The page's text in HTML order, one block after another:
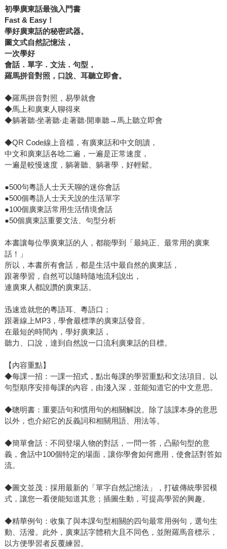
初學廣東話最強入門書
Fast & Easy！
學好廣東話的秘密武器。
圖文式自然記憶法，
一次學好
會話．單字．文法．句型，
羅馬拼音對照，口說、耳聽立即會。
◆羅馬拼音對照，易學就會
◆馬上和廣東人聊得來
◆躺著聽‧坐著聽‧走著聽‧開車聽→馬上聽立即會
◆QR Code線上音檔，有廣東話和中文朗讀，
中文和廣東話各唸二遍，一遍是正常速度，
一遍是較慢速度，躺著聽、躺著學，好輕鬆。
●500句粵語人士天天聊的迷你會話
●500個粵語人士天天說的生活單字
●100個廣東話常用生活情境會話
●50個廣東話重要文法、句型分析
本書讓每位學廣東話的人，都能學到「最純正、最常用的廣東
話！」
所以，本書所有會話，都是生活中最自然的廣東話，
跟著學習，自然可以隨時隨地流利說出，
連廣東人都說讚的廣東話。
迅速造就您的粵語耳、粵語口；
跟著線上MP3，學會最標準的廣東話發音。
在最短的時間內，學好廣東話，
聽力、口說，達到自然說一口流利廣東話的目標。
【內容重點】
◆每課一招：一課一招式，點出每課的學習重點和文法項目。以
句型順序安排每課的內容，由淺入深，並能知道它的中文意思。
◆聰明書：重要語句和慣用句的相關解說。除了該課本身的意思
以外，也介紹它的反義詞和相關用語、用法等。
◆簡單會話：不同登場人物的對話，一問一答，凸顯句型的意
義，會話中100個特定的場面，讓你學會如何應用，使會話對答如
流。
◆圖文並茂：採用最新的「單字自然記憶法」，打破傳統學習模
式，讓您一看便能知道其意；插圖生動，可提高學習的興趣。
◆精華例句：收集了與本課句型相關的四句最常用例句，選句生
動、活潑。此外，廣東話字體稍大且不同色，並附羅馬音標示，
以方便學習者反覆練習。